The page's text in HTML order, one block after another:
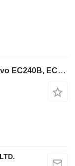
Volvo D7E d7e engine motor para Volvo EC240B, EC250DL, EC300DL excavadora